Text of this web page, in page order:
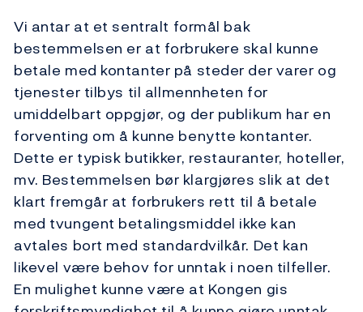
Vi antar at et sentralt formål bak
bestemmelsen er at forbrukere skal kunne
betale med kontanter på steder der varer og
tjenester tilbys til allmennheten for
umiddelbart oppgjør, og der publikum har en
forventing om å kunne benytte kontanter.
Dette er typisk butikker, restauranter, hoteller,
mv. Bestemmelsen bør klargjøres slik at det
klart fremgår at forbrukers rett til å betale
med tvungent betalingsmiddel ikke kan
avtales bort med standardvilkår. Det kan
likevel være behov for unntak i noen tilfeller.
En mulighet kunne være at Kongen gis